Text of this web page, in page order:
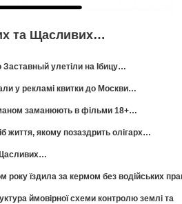
та Щасливих…
улетіли на Ібицу…
у рекламі квитки до Москви…
заманюють в фільми 18+…
життя, якому позаздрить олігарх…
року їздила за кермом без водійських
ймовірної схеми контролю землі та